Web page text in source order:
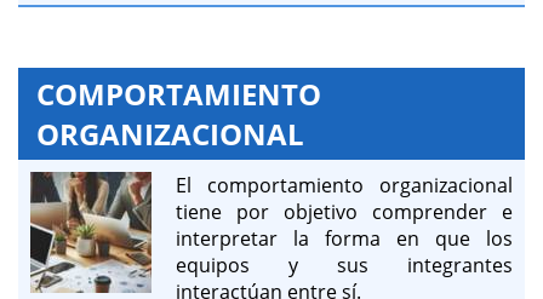
COMPORTAMIENTO
ORGANIZACIONAL
El comportamiento organizacional
tiene por objetivo comprender e
interpretar la forma en que los
equipos y sus integrantes
interactúan entre sí.